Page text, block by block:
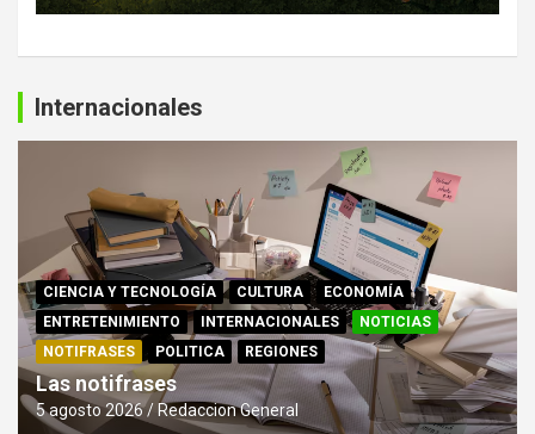
Internacionales
CIENCIA Y TECNOLOGÍA CULTURA
ECONOMÍA
ENTRETENIMIENTO
INTERNACIONALES
NOTICIAS
NOTIFRASES
POLITICA REGIONES
Las notifrases
5 agosto 2026 Redaccion General